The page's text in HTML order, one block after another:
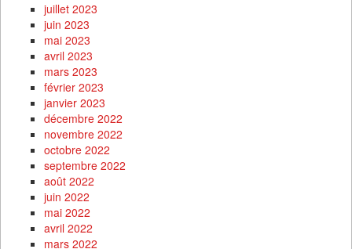
juillet 2023
juin 2023
mai 2023
avril 2023
mars 2023
février 2023
janvier 2023
décembre 2022
novembre 2022
octobre 2022
septembre 2022
août 2022
juin 2022
mai 2022
avril 2022
mars 2022